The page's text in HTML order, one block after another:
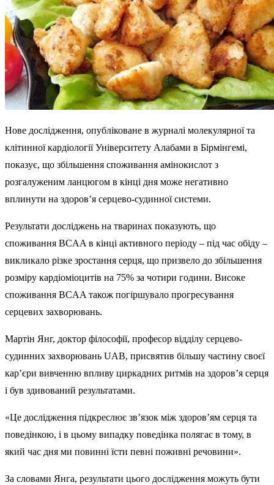
Нове дослідження, опубліковане в журналі молекулярної та
клітинної кардіології Університету Алабами в Бірмінгемі,
показує, що збільшення споживання амінокислот з
розгалуженим ланцюгом в кінці дня може негативно
вплинути на здоров’я серцево-судинної системи.
Результати досліджень на тваринах показують, що
споживання BCAA в кінці активного періоду – під час обіду –
викликало різке зростання серця, що призвело до збільшення
розміру кардіоміоцитів на 75% за чотири години. Високе
споживання BCAA також погіршувало прогресування
серцевих захворювань.
Мартін Янг, доктор філософії, професор відділу серцево-
судинних захворювань UAB, присвятив більшу частину своєї
кар’єри вивченню впливу циркадних ритмів на здоров’я серця
і був здивований результатами.
«Це дослідження підкреслює зв’язок між здоров’ям серця та
поведінкою, і в цьому випадку поведінка полягає в тому, в
який час дня ми повинні їсти певні поживні речовини».
За словами Янга, результати цього дослідження можуть бути